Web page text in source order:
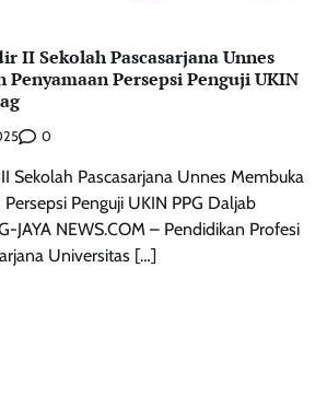
II Sekolah Pascasarjana Unnes
Penyamaan Persepsi Penguji UKIN
0
Sekolah Pascasarjana Unnes Membuka
Penguji UKIN PPG Daljab
JAYA NEWS.COM – Pendidikan Profesi
Universitas […]